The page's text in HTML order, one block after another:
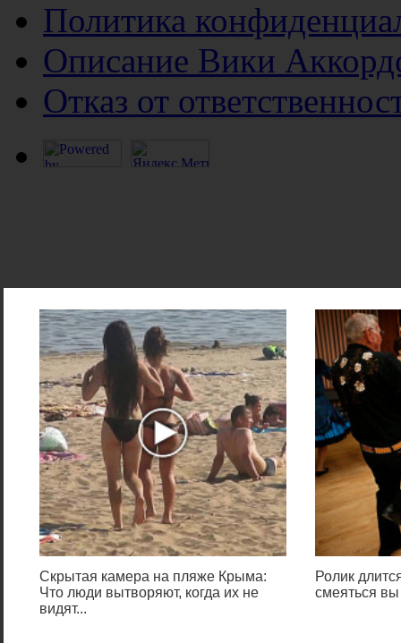
Скрытая камера на пляже Крыма:
Что люди вытворяют, когда их не
видят...
Ролик
смеяться вы
Политика
Описание Вики
Отказ от